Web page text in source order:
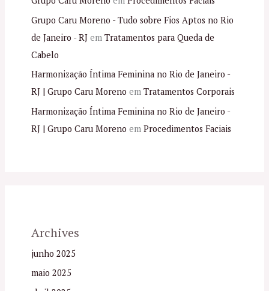
Grupo Caru Moreno - Tudo sobre Fios Aptos no Rio
de Janeiro - RJem Tratamentos para Queda de
Cabelo
Harmonização Íntima Feminina no Rio de Janeiro -
RJ | Grupo Caru Moreno em Tratamentos Corporais
Harmonização Íntima Feminina no Rio de Janeiro -
RJ | Grupo Caru Moreno em Procedimentos Faciais
Archives
junho 2025
maio 2025